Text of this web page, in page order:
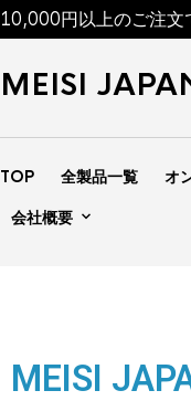
10,000円以上のご注文
MEISI
TOP 全製品一覧 オ
会社概要
MEISI